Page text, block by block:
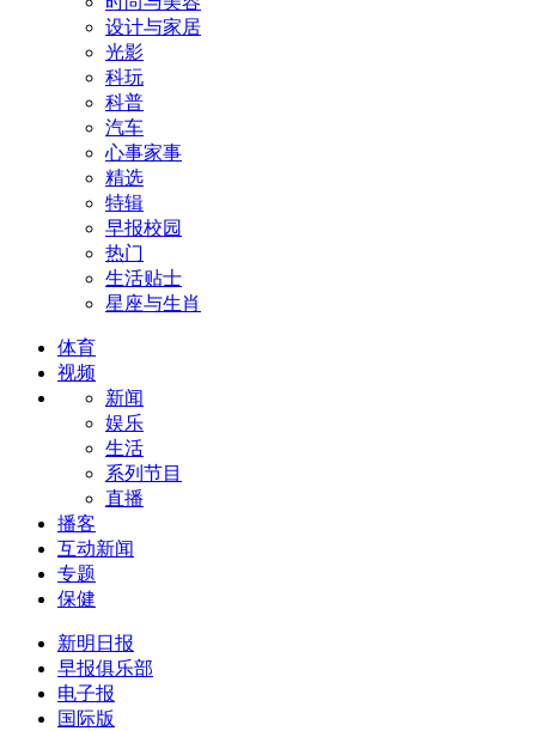
设计与家居
光影
科玩
科普
汽车
心事家事
精选
特辑
早报校园
热门
生活贴士
星座与生肖
体育
视频
新闻
娱乐
生活
系列节目
直播
播客
互动新闻
专题
保健
新明日报
早报俱乐部
电子报
国际版